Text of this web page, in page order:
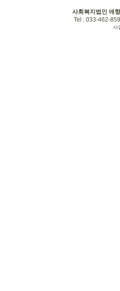
사회복지법인 애
Tel : 033-462-
사